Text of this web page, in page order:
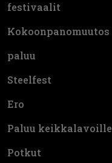
festivaalit
Kokoonpanomuutos
paluu
Steelfest
Ero
Paluu keikkalavoille
Potkut